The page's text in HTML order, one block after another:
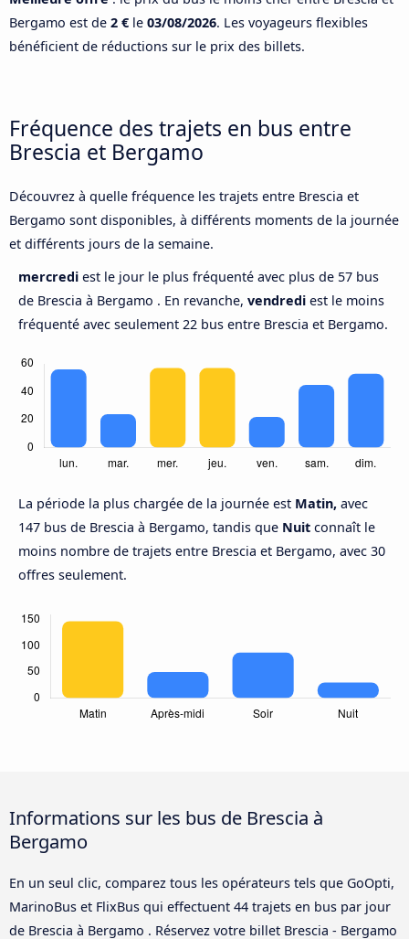
Bergamo est de 2 € le 03/08/2026. Les voyageurs flexibles
bénéficient de réductions sur le prix des billets.
Fréquence des trajets en bus entre
Brescia et Bergamo
Découvrez à quelle fréquence les trajets entre Brescia et
Bergamo sont disponibles, à différents moments de la journée
et différents jours de la semaine.
mercredi est le jour le plus fréquenté avec plus de 57 bus
de Brescia à Bergamo . En revanche, vendredi est le moins
fréquenté avec seulement 22 bus entre Brescia et Bergamo.
La période la plus chargée de la journée est Matin, avec
147 bus de Brescia à Bergamo, tandis que Nuit connaît le
moins nombre de trajets entre Brescia et Bergamo, avec 30
offres seulement.
Informations sur les bus de Brescia à
Bergamo
En un seul clic, comparez tous les opérateurs tels que GoOpti,
MarinoBus et FlixBus qui effectuent 44 trajets en bus par jour
de Brescia à Bergamo . Réservez votre billet Brescia - Bergamo